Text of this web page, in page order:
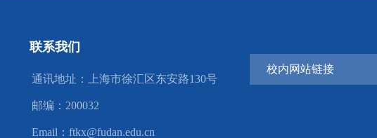
联系我们
通讯地址：上海市徐汇区东安路130号
邮编：200032
Email：ftkx@fudan.edu.cn
校内网站链接